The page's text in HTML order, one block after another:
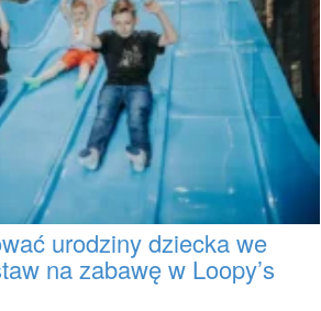
urodziny dziecka we
na zabawę w Loopy’s